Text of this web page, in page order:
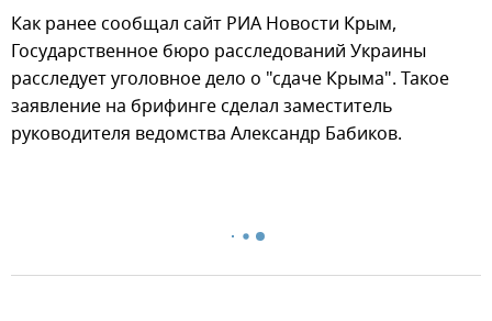
Как ранее сообщал сайт РИА Новости Крым,
Государственное бюро расследований Украины
расследует уголовное дело о "сдаче Крыма". Такое
заявление на брифинге сделал заместитель
руководителя ведомства Александр Бабиков.